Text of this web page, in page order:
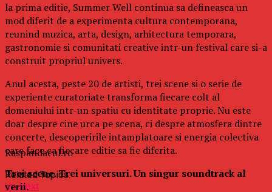
Raspandacul.ro
Related Topics:
Up Next
la prima editie, Summer Well continua sa defineasca un
mod diferit de a experimenta cultura contemporana,
reunind muzica, arta, design, arhitectura temporara,
gastronomie si comunitati creative intr-un festival care si-a
construit propriul univers.
Anul acesta, peste 20 de artisti, trei scene si o serie de
experiente curatoriate transforma fiecare colt al
domeniului intr-un spatiu cu identitate proprie. Nu este
doar despre cine urca pe scena, ci despre atmosfera dintre
concerte, descoperirile intamplatoare si energia colectiva
care face ca fiecare editie sa fie diferita.
Trei scene. Trei universuri. Un singur soundtrack al
verii.